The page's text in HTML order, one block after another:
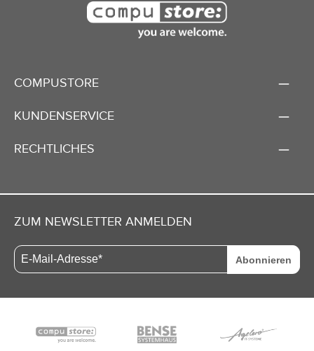
COMPUSTORE
KUNDENSERVICE
RECHTLICHES
ZUM NEWSLETTER ANMELDEN
Abonnieren